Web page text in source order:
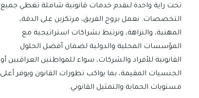
2025
للشركات
والمستثمرين؟
تحت راية واحدة لنقدم خدمات قانونية شاملة تغطي جميع
التخصصات. نعمل بروح الفريق، مرتكزين على الدقة،
المهنية، والنزاهة، ونرتبط بشراكات استراتيجية مع
المؤسسات المحلية والدولية لضمان أفضل الحلول
القانونية للأفراد والشركات، سواء للمواطنين العراقيين أو
الجنسيات المقيمة، بما يواكب تطورات القانون ويوفر أعلى
مستويات الحماية والتمثيل القانوني.